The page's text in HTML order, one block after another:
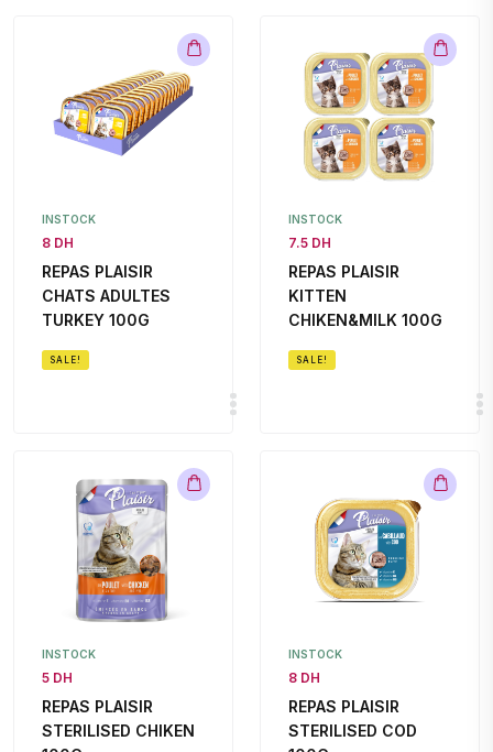
INSTOCK
8 DH
REPAS PLAISIR
CHATS ADULTES
TURKEY 100G
SALE!
INSTOCK
7.5 DH
REPAS PLAISIR
KITTEN
CHIKEN&MILK 100G
SALE!
INSTOCK
5 DH
REPAS PLAISIR
STERILISED CHIKEN
INSTOCK
8 DH
REPAS PLAISIR
STERILISED COD